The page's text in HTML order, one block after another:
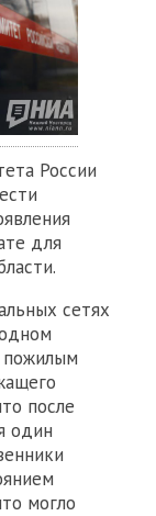
России
для
сетях
пожилым
после
один
могло